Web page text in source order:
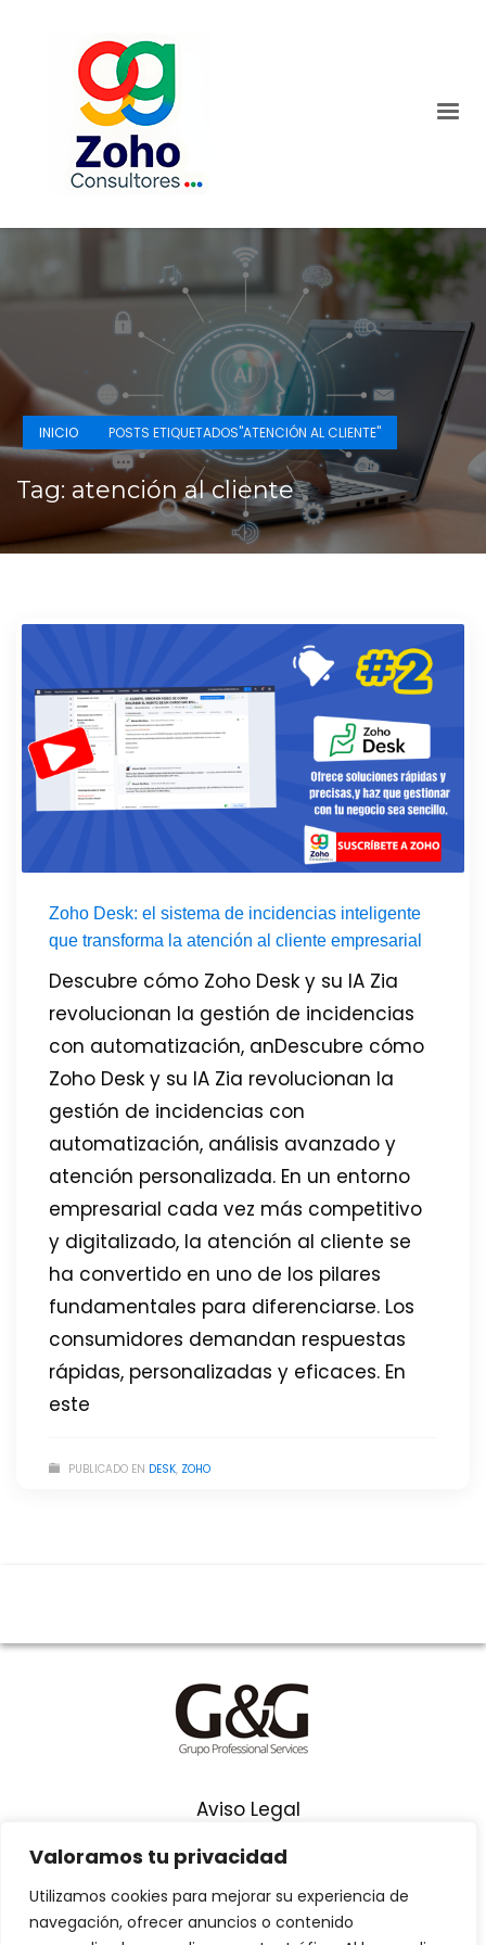
Valoramos tu privacidad
Utilizamos cookies para mejorar su experiencia de
navegación, ofrecer anuncios o contenido
INICIO POSTS ETIQUETADOS"ATENCIÓN AL CLIENTE"
Tag: atención al cliente
Zoho Desk: el sistema de incidencias inteligente
que transforma la atención al cliente empresarial
Descubre cómo Zoho Desk y su IA Zia
revolucionan la gestión de incidencias
con automatización, anDescubre cómo
Zoho Desk y su IA Zia revolucionan la
gestión de incidencias con
automatización, análisis avanzado y
atención personalizada. En un entorno
empresarial cada vez más competitivo
y digitalizado, la atención al cliente se
ha convertido en uno de los pilares
fundamentales para diferenciarse. Los
consumidores demandan respuestas
rápidas, personalizadas y eficaces. En
este
PUBLICADO EN DESK, ZOHO
Aviso Legal
Términos y Condiciones
Síguenos en Youtube